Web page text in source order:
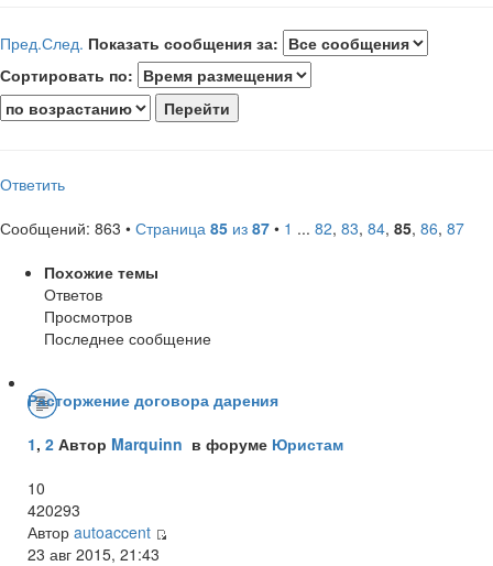
Пред.След. Показать сообщения за:
Сортировать по:
Ответить
Сообщений: 863 • Страница 85 из 87 • 1 ... 82, 83, 84, 85, 86, 87
Похожие темы
Ответов
Просмотров
Последнее сообщение
Расторжение договора дарения
1, 2 Автор Marquinn в форуме Юристам
10
420293
Автор autoaccent
23 авг 2015, 21:43